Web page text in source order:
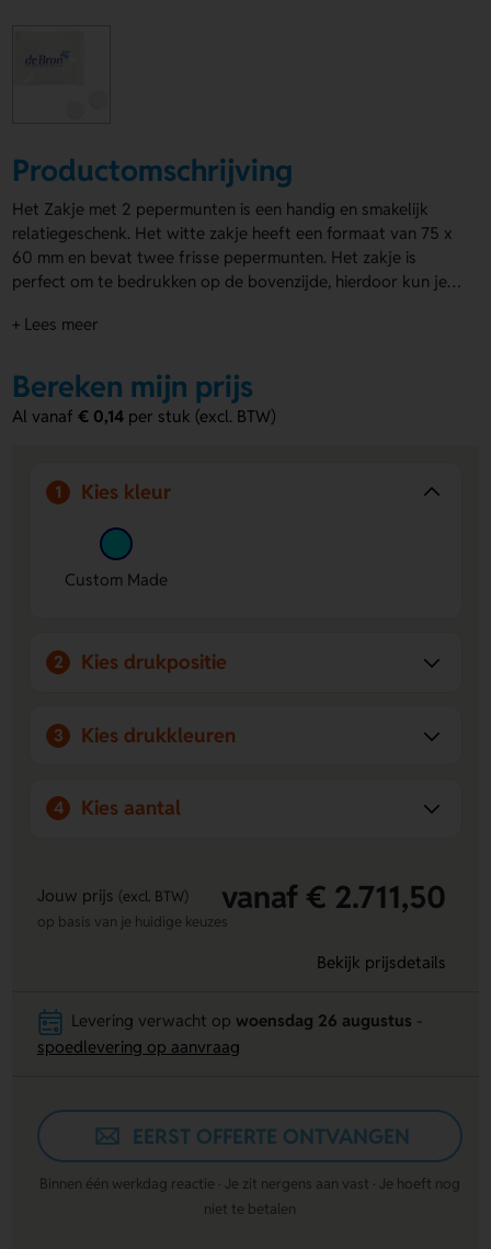
Productomschrijving
Het Zakje met 2 pepermunten is een handig en smakelijk
relatiegeschenk. Het witte zakje heeft een formaat van 75 x
60 mm en bevat twee frisse pepermunten. Het zakje is
perfect om te bedrukken op de bovenzijde, hierdoor kun je
biedt een leuke en unieke manier om je merk te promoten.
+ Lees meer
Bereken mijn prijs
Al vanaf€ 0,14 per stuk (excl. BTW)
1 Kies kleur
Custom Made
2 Kies drukpositie
3 Kies drukkleuren
4 Kies aantal
Jouw prijs (excl. BTW) vanaf € 2.711,50
op basis van je huidige keuzes
Bekijk prijsdetails
Levering verwacht op woensdag 26 augustus
spoedlevering op aanvraag
EERST OFFERTE ONTVANGEN
Binnen één werkdag reactie · Je zit nergens aan vast · Je hoeft nog
niet te betalen